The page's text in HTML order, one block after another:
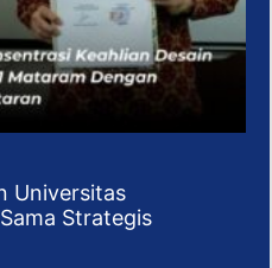
Universitas
Strategis